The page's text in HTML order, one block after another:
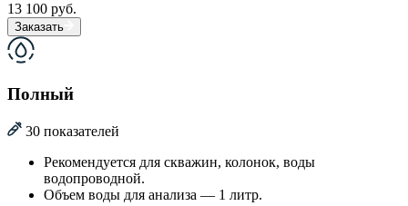
13 100 руб.
Заказать
Полный
30 показателей
Рекомендуется для скважин, колонок, воды
водопроводной.
Объем воды для анализа — 1 литр.